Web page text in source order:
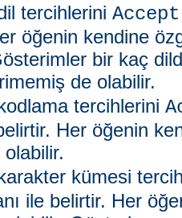
tercihlerini
öğenin kendine
bir kaç
de olabilir.
tercihlerini
Her öğenin
olabilir.
karakter kümesi
ile belirtir. Her